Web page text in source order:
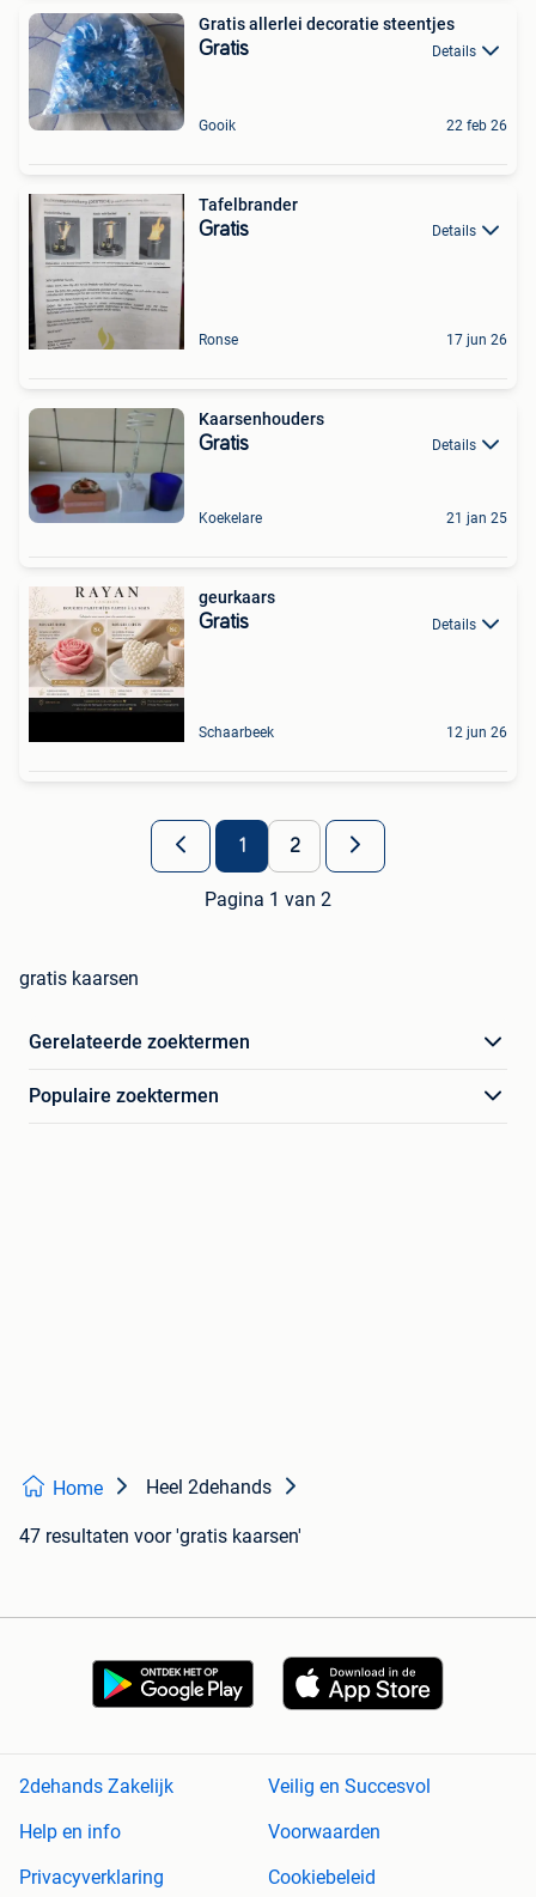
Gratis allerlei decoratie steentjes
Gratis Details
Gooik 22 feb 26
Tafelbrander
Gratis Details
Ronse 17 jun 26
Kaarsenhouders
Gratis Details
Koekelare 21 jan 25
geurkaars
Gratis Details
Schaarbeek 12 jun 26
1 2
Pagina 1 van 2
gratis kaarsen
Gerelateerde zoektermen
Populaire zoektermen
Home Heel 2dehands
47 resultaten voor 'gratis kaarsen'
2dehands Zakelijk
Veilig en Succesvol
Help en info
Voorwaarden
Privacyverklaring
Cookiebeleid